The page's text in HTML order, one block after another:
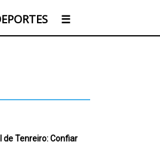
☰
de Tenreiro: Confiar